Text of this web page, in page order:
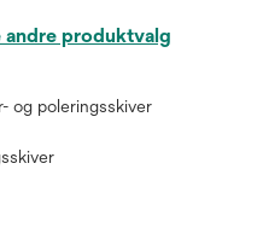
andre produktvalg
og poleringsskiver